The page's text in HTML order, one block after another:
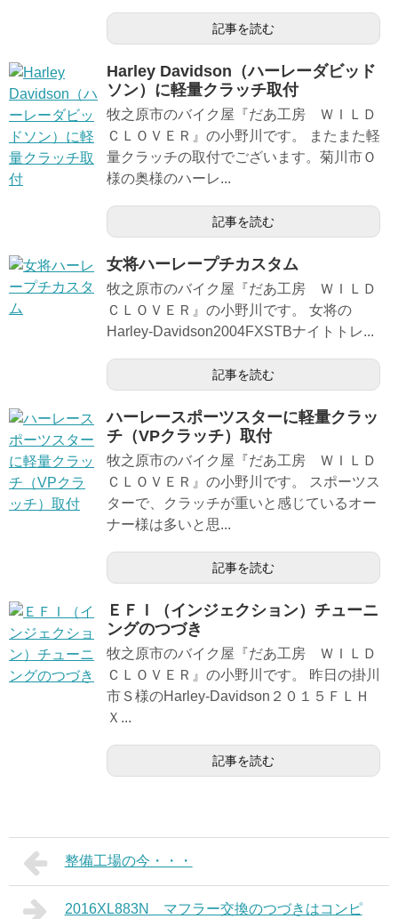
記事を読む
Harley Davidson（ハーレーダビッド
ソン）に軽量クラッチ取付
牧之原市のバイク屋『だあ工房 ＷＩＬＤ
ＣＬＯＶＥＲ』の小野川です。 またまた軽
量クラッチの取付でございます。菊川市Ｏ
様の奥様のハーレ...
記事を読む
女将ハーレープチカスタム
牧之原市のバイク屋『だあ工房 ＷＩＬＤ
ＣＬＯＶＥＲ』の小野川です。 女将の
Harley-Davidson2004FXSTBナイトトレ...
記事を読む
ハーレースポーツスターに軽量クラッ
チ（VPクラッチ）取付
牧之原市のバイク屋『だあ工房 ＷＩＬＤ
ＣＬＯＶＥＲ』の小野川です。 スポーツス
ターで、クラッチが重いと感じているオー
ナー様は多いと思...
記事を読む
ＥＦＩ（インジェクション）チューニ
ングのつづき
牧之原市のバイク屋『だあ工房 ＷＩＬＤ
ＣＬＯＶＥＲ』の小野川です。 昨日の掛川
市Ｓ様のHarley-Davidson２０１５ＦＬＨ
Ｘ...
記事を読む
整備工場の今・・・
2016XL883N マフラー交換のつづきはコンピ